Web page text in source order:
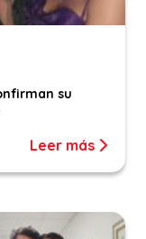
su
Leer más